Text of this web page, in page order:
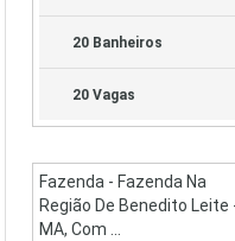
20 Banheiros
20 Vagas
Fazenda - Fazenda Na
Região De Benedito Leite
MA, Com ...